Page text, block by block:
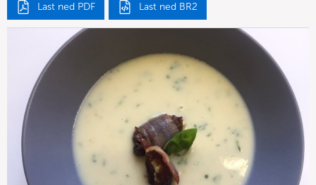
Last ned PDF Last ned BR2